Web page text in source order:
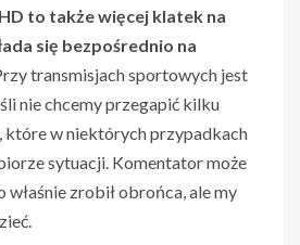
to także więcej klatek na
się bezpośrednio na
transmisjach sportowych jest
nie chcemy przegapić kilku
które w niektórych przypadkach
sytuacji. Komentator może
właśnie zrobił obrońca, ale my